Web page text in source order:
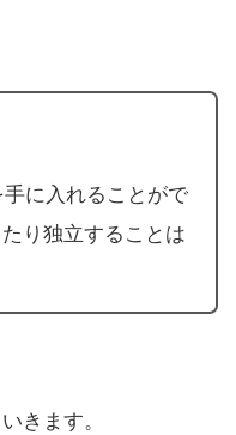
に入れることがで
り独立することは
きます。